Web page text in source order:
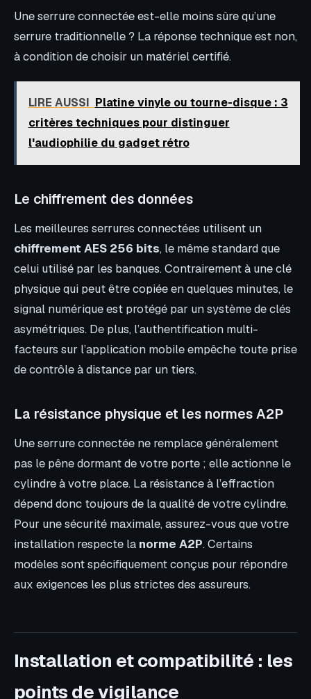
Une serrure connectée est-elle moins sûre qu’une
serrure traditionnelle ? La réponse technique est non,
à condition de choisir un matériel certifié.
LIRE AUSSI Platine vinyle ou tourne-disque : 3
critères techniques pour distinguer
l'audiophilie du gadget rétro
Le chiffrement des données
Les meilleures serrures connectées utilisent un
chiffrement AES 256 bits, le même standard que
celui utilisé par les banques. Contrairement à une clé
physique qui peut être copiée en quelques minutes, le
signal numérique est protégé par un système de clés
asymétriques. De plus, l’authentification multi-
facteurs sur l’application mobile empêche toute prise
de contrôle à distance par un tiers.
La résistance physique et les normes A2P
Une serrure connectée ne remplace généralement
pas le pêne dormant de votre porte ; elle actionne le
cylindre à votre place. La résistance à l’effraction
dépend donc toujours de la qualité de votre cylindre.
Pour une sécurité maximale, assurez-vous que votre
installation respecte la norme A2P. Certains
modèles sont spécifiquement conçus pour répondre
aux exigences les plus strictes des assureurs.
Installation et compatibilité : les
points de vigilance